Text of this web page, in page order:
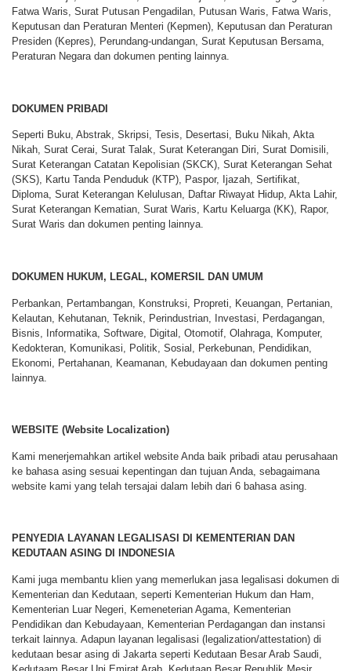
Fatwa Waris, Surat Putusan Pengadilan, Putusan Waris, Fatwa Waris,
Keputusan dan Peraturan Menteri (Kepmen), Keputusan dan Peraturan
Presiden (Kepres), Perundang-undangan, Surat Keputusan Bersama,
Peraturan Negara dan dokumen penting lainnya.
DOKUMEN PRIBADI
Seperti Buku, Abstrak, Skripsi, Tesis, Desertasi, Buku Nikah, Akta
Nikah, Surat Cerai, Surat Talak, Surat Keterangan Diri, Surat Domisili,
Surat Keterangan Catatan Kepolisian (SKCK), Surat Keterangan Sehat
(SKS), Kartu Tanda Penduduk (KTP), Paspor, Ijazah, Sertifikat,
Diploma, Surat Keterangan Kelulusan, Daftar Riwayat Hidup, Akta Lahir,
Surat Keterangan Kematian, Surat Waris, Kartu Keluarga (KK), Rapor,
Surat Waris dan dokumen penting lainnya.
DOKUMEN HUKUM, LEGAL, KOMERSIL DAN UMUM
Perbankan, Pertambangan, Konstruksi, Propreti, Keuangan, Pertanian,
Kelautan, Kehutanan, Teknik, Perindustrian, Investasi, Perdagangan,
Bisnis, Informatika, Software, Digital, Otomotif, Olahraga, Komputer,
Kedokteran, Komunikasi, Politik, Sosial, Perkebunan, Pendidikan,
Ekonomi, Pertahanan, Keamanan, Kebudayaan dan dokumen penting
lainnya.
WEBSITE (Website Localization)
Kami menerjemahkan artikel website Anda baik pribadi atau perusahaan
ke bahasa asing sesuai kepentingan dan tujuan Anda, sebagaimana
website kami yang telah tersajai dalam lebih dari 6 bahasa asing.
PENYEDIA LAYANAN LEGALISASI DI KEMENTERIAN DAN
KEDUTAAN ASING DI INDONESIA
Kami juga membantu klien yang memerlukan jasa legalisasi dokumen di
Kementerian dan Kedutaan, seperti Kementerian Hukum dan Ham,
Kementerian Luar Negeri, Kemeneterian Agama, Kementerian
Pendidikan dan Kebudayaan, Kementerian Perdagangan dan instansi
terkait lainnya. Adapun layanan legalisasi (legalization/attestation) di
kedutaan besar asing di Jakarta seperti Kedutaan Besar Arab Saudi,